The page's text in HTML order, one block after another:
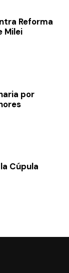
Reforma
Milei
por
Cúpula